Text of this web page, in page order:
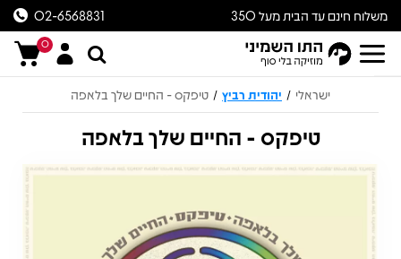
משלוח חינם עד הבית מעל 350
ש״ח
02-6568831
0
ישראלי / יהודית רביץ / טיפקס - החיים שלך בלאפה
טיפקס - החיים שלך בלאפה